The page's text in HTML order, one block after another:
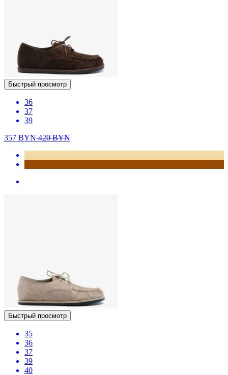
Быстрый просмотр
36
37
39
357 BYN420BYN
Быстрый просмотр
35
36
37
39
40